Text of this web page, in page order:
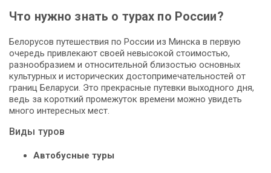
Что нужно знать о турах по России?
Белорусов путешествия по России из Минска в первую
очередь привлекают своей невысокой стоимостью,
разнообразием и относительной близостью основных
культурных и исторических достопримечательностей от
границ Беларуси. Это прекрасные путевки выходного дня,
ведь за короткий промежуток времени можно увидеть
много интересных мест.
Виды туров
Автобусные туры